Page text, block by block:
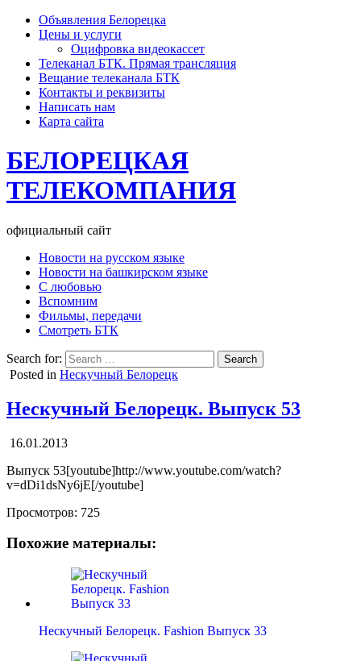
Объявления Белорецка
Цены и услуги
Оцифровка видеокассет
Телеканал БТК. Прямая трансляция
Вещание телеканала БТК
Контакты и реквизиты
Написать нам
Карта сайта
БЕЛОРЕЦКАЯ
ТЕЛЕКОМПАНИЯ
официальный сайт
Новости на русском языке
Новости на башкирском языке
С любовью
Вспомним
Фильмы, передачи
Смотреть БТК
Search for:
Posted in Нескучный Белорецк
Нескучный Белорецк. Выпуск 53
16.01.2013
Выпуск 53[youtube]http://www.youtube.com/watch?
v=dDi1dsNy6jE[/youtube]
Просмотров: 725
Похожие материалы:
Нескучный Белорецк. Fashion Выпуск 33